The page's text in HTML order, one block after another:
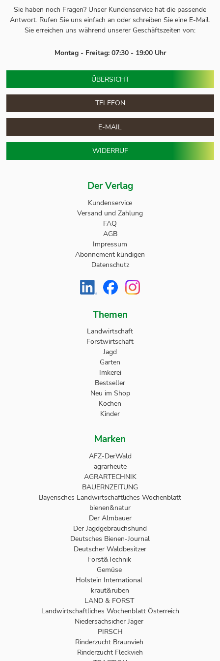
Der Verlag
Kundenservice
Versand und Zahlung
FAQ
AGB
Impressum
Abonnement kündigen
Datenschutz
Themen
Landwirtschaft
Forstwirtschaft
Jagd
Garten
Imkerei
Bestseller
Neu im Shop
Kochen
Kinder
Marken
AFZ-DerWald
agrarheute
AGRARTECHNIK
BAUERNZEITUNG
Bayerisches Landwirtschaftliches Wochenblatt
bienen&natur
Der Almbauer
Der Jagdgebrauchshund
Deutsches Bienen-Journal
Deutscher Waldbesitzer
Forst&Technik
Gemüse
Holstein International
kraut&rüben
LAND & FORST
Landwirtschaftliches Wochenblatt Österreich
Niedersächsicher Jäger
PIRSCH
Rinderzucht Braunvieh
Rinderzucht Fleckvieh
Sie haben noch Fragen? Unser Kundenservice hat die passende
Antwort. Rufen Sie uns einfach an oder schreiben Sie eine E-Mail.
Sie erreichen uns während unserer Geschäftszeiten von:
Montag - Freitag: 07:30 - 19:00 Uhr
ÜBERSICHT
TELEFON
E-MAIL
WIDERRUF